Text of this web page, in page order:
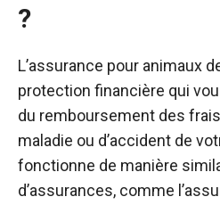
?
L’assurance pour animaux
protection financière qui
du remboursement des
maladie ou d’accident de
fonctionne de manière
d’assurances, comme